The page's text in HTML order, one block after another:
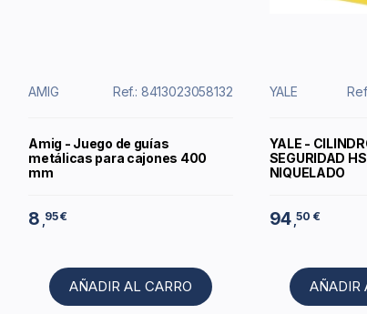
AMIG Ref.: 8413023058132
Amig - Juego de guías
metálicas para cajones 400
mm
8 ,95 €
AÑADIR AL CARRO
YALE
YALE -
SEGURIDAD
NIQUELADO
94 ,50 €
AÑADIR